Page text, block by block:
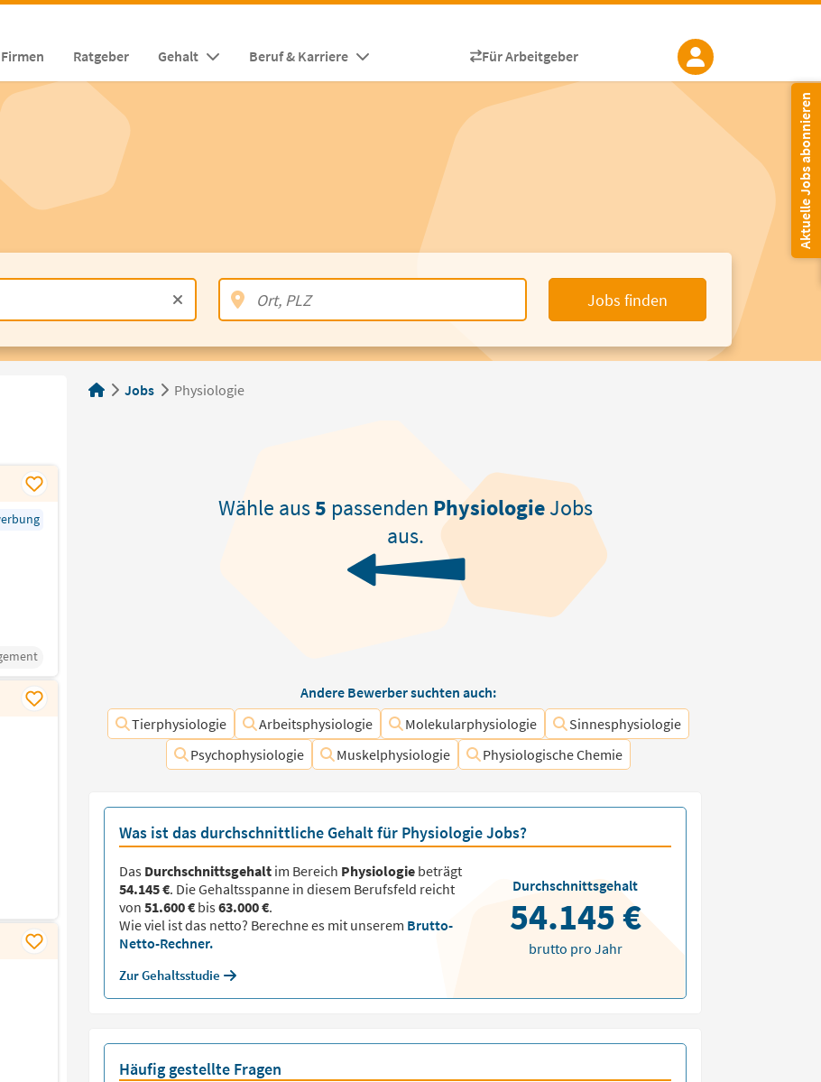
Firmen Ratgeber Gehalt Beruf & Karriere Für Arbeitgeber
Aktuelle Jobs abonnieren
Jobs finden
Jobs Physiologie
Wähle aus5 passenden PhysiologieJobs
aus.
Andere Bewerber suchten auch:
Tierphysiologie
Arbeitsphysiologie Molekularphysiologie
Sinnesphysiologie
Psychophysiologie
Muskelphysiologie Physiologische Chemie
Was ist das durchschnittliche Gehalt für Physiologie Jobs?
Das Durchschnittsgehaltim Bereich Physiologiebeträgt
54.145 €. Die Gehaltsspanne in diesem Berufsfeld reicht
von 51.600 €bis63.000 €.
Wie viel ist das netto? Berechne es mit unserem Brutto-
Netto-Rechner.
Zur Gehaltsstudie
Durchschnittsgehalt
54.145 €
brutto pro Jahr
Häufig gestellte Fragen